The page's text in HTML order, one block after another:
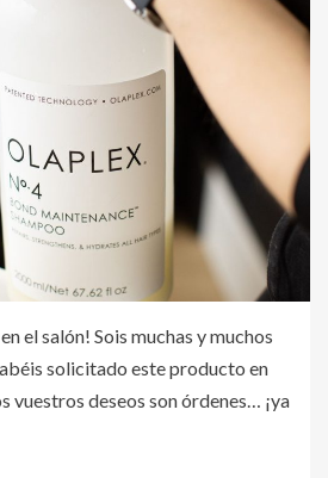
el salón! Sois muchas y muchos
solicitado este producto en
vuestros deseos son órdenes… ¡ya